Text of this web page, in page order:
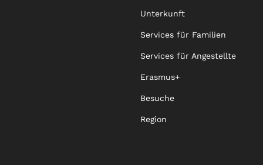
Unterkunft
Services für Familien
Services für Angestellte
Erasmus+
Besuche
Region